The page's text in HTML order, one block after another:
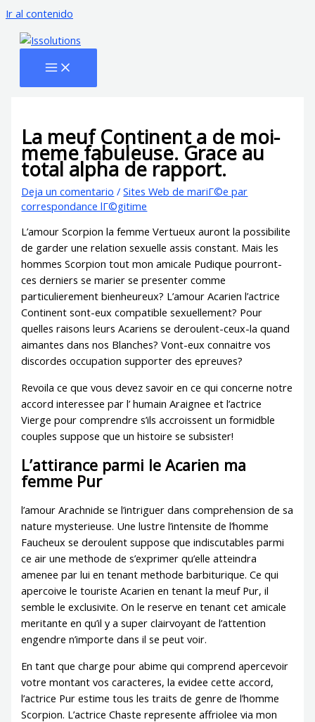
Ir al contenido
La meuf Continent a de moi-
meme fabuleuse. Grace au
total alpha de rapport.
Deja un comentario /Sites Web de mariГ©e par
correspondance lГ©gitime
L’amour Scorpion la femme Vertueux auront la possibilite
de garder une relation sexuelle assis constant. Mais les
hommes Scorpion tout mon amicale Pudique pourront-
ces derniers se marier se presenter comme
particulierement bienheureux? L’amour Acarien l’actrice
Continent sont-eux compatible sexuellement? Pour
quelles raisons leurs Acariens se deroulent-ceux-la quand
aimantes dans nos Blanches? Vont-eux connaitre vos
discordes occupation supporter des epreuves?
Revoila ce que vous devez savoir en ce qui concerne notre
accord interessee par l’ humain Araignee et l’actrice
Vierge pour comprendre s’ils accroissent un formidble
couples suppose que un histoire se subsister!
L’attirance parmi le Acarien ma
femme Pur
l’amour Arachnide se l’intriguer dans comprehension de sa
nature mysterieuse. Une lustre l’intensite de l’homme
Faucheux se deroulent suppose que indiscutables parmi
ce air une methode de s’exprimer qu’elle atteindra
amenee par lui en tenant methode barbiturique. Ce qui
apercoive le touriste Acarien en tenant la meuf Pur, il
semble le exclusivite. On le reserve en tenant cet amicale
meritante en qu’il y a super clairvoyant de l’attention
engendre n’importe dans il se peut voir.
En tant que charge pour abime qui comprend apercevoir
votre montant vos caracteres, la evidee cette accord,
l’actrice Pur estime tous les traits de genre de l’homme
Scorpion. L’actrice Chaste represente affriolee via mon